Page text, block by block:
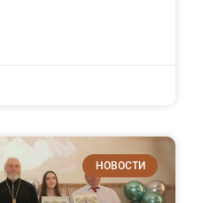
НОВОСТИ